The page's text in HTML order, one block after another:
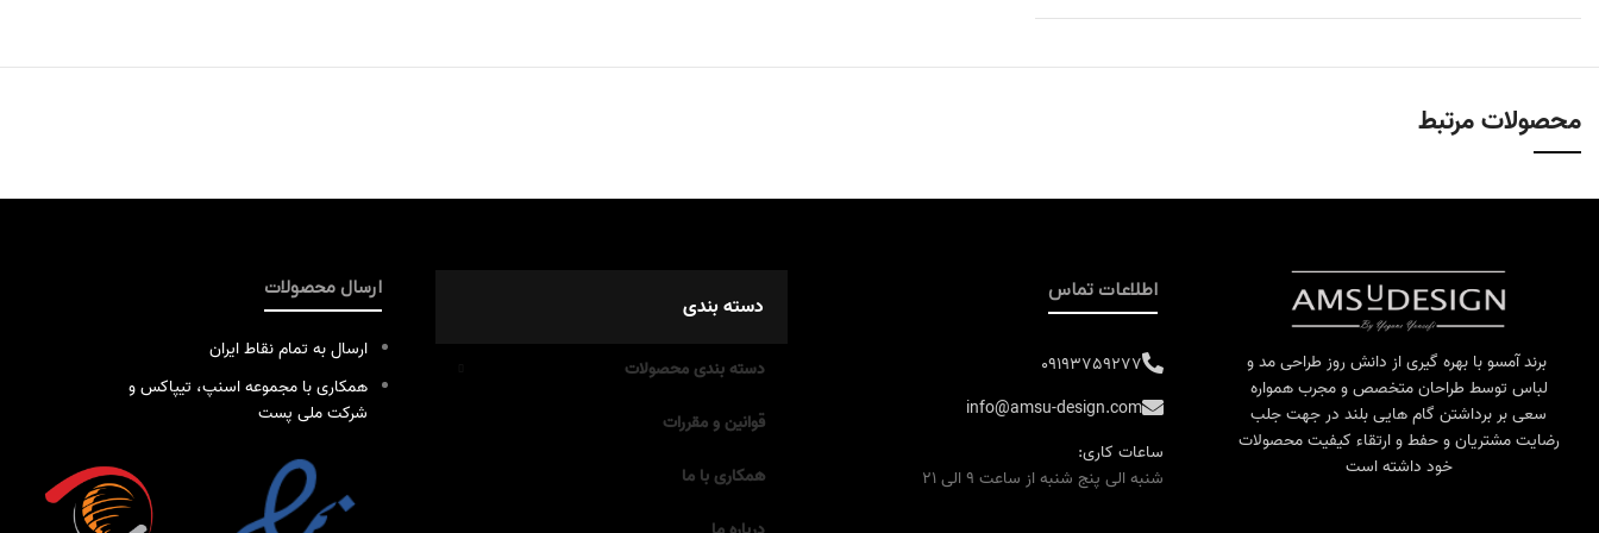
محصولات مرتبط
برند آمسو با بهره گیری از دانش روز طراحی مد و
لباس توسط طراحان متخصص و مجرب همواره
سعی بر برداشتن گام هایی بلند در جهت جلب
رضایت مشتریان و حفط و ارتقاء کیفیت محصولات
خود داشته است
اطلاعات تماس
09193759277
info@amsu-design.com
ساعات کاری:
شنبه الی پنج شنبه از ساعت 9 الی 21
دسته بندی
دسته بندی محصولات
قوانین و مقررات
همکاری با ما
ارسال محصولات
ارسال به تمام نقاط ایران
همکاری با مجموعه اسنپ، تیپاکس و
شرکت ملی پست